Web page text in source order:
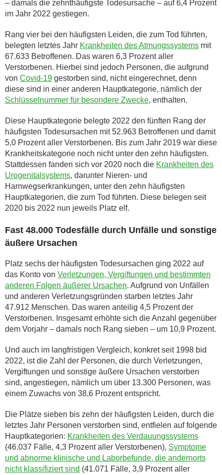
– damals die zehnthäufigste Todesursache – auf 6,4 Prozent
im Jahr 2022 gestiegen.
Rang vier bei den häufigsten Leiden, die zum Tod führten,
belegten letztes Jahr Krankheiten des Atmungssystems mit
67.633 Betroffenen. Das waren 6,3 Prozent aller
Verstorbenen. Hierbei sind jedoch Personen, die aufgrund
von Covid-19 gestorben sind, nicht eingerechnet, denn
diese sind in einer anderen Hauptkategorie, nämlich der
Schlüsselnummer für besondere Zwecke, enthalten.
Diese Hauptkategorie belegte 2022 den fünften Rang der
häufigsten Todesursachen mit 52.963 Betroffenen und damit
5,0 Prozent aller Verstorbenen. Bis zum Jahr 2019 war diese
Krankheitskategorie noch nicht unter den zehn häufigsten.
Stattdessen fanden sich vor 2020 noch die Krankheiten des
Urogenitalsystems, darunter Nieren- und
Harnwegserkrankungen, unter den zehn häufigsten
Hauptkategorien, die zum Tod führten. Diese belegen seit
2020 bis 2022 nun jeweils Platz elf.
Fast 48.000 Todesfälle durch Unfälle und sonstige
äußere Ursachen
Platz sechs der häufigsten Todesursachen ging 2022 auf
das Konto von Verletzungen, Vergiftungen und bestimmten
anderen Folgen äußerer Ursachen. Aufgrund von Unfällen
und anderen Verletzungsgründen starben letztes Jahr
47.912 Menschen. Das waren anteilig 4,5 Prozent der
Verstorbenen. Insgesamt erhöhte sich die Anzahl gegenüber
dem Vorjahr – damals noch Rang sieben – um 10,9 Prozent.
Und auch im langfristigen Vergleich, konkret seit 1998 bid
2022, ist die Zahl der Personen, die durch Verletzungen,
Vergiftungen und sonstige äußere Ursachen verstorben
sind, angestiegen, nämlich um über 13.300 Personen, was
einem Zuwachs von 38,6 Prozent entspricht.
Die Plätze sieben bis zehn der häufigsten Leiden, durch die
letztes Jahr Personen verstorben sind, entfielen auf folgende
Hauptkategorien: Krankheiten des Verdauungssystems
(46.037 Fälle, 4,3 Prozent aller Verstorbenen), Symptome
und abnorme klinische und Laborbefunde, die andernorts
nicht klassifiziert sind (41.071 Fälle, 3,9 Prozent aller